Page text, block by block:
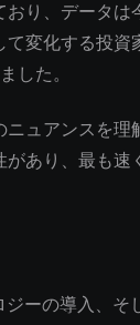
り、データは
変化する投資
した。
ュアンスを理
あり、最も速
ーの導入、そ